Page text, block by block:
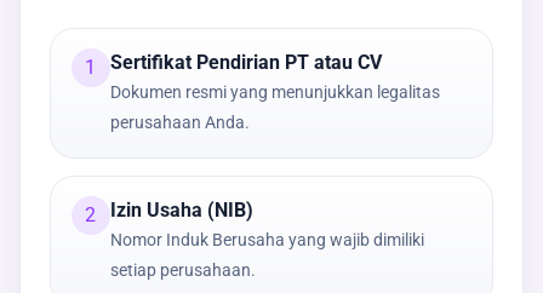
1 Sertifikat Pendirian PT atau CV
Dokumen resmi yang menunjukkan legalitas
perusahaan Anda.
2 Izin Usaha (NIB)
Nomor Induk Berusaha yang wajib dimiliki
setiap perusahaan.